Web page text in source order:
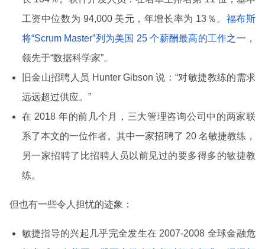
工资中位数为 94,000 美元，年增长率为 13％。 福布斯
将“Scrum Master”列为美国 25 个薪酬最高的工作之一 ，
领先于“数据科学家”。
旧金山招聘人员 Hunter Gibson 说：“对敏捷教练的需求
远远超过供应。”
在 2018 年的前几个月，三大管理咨询公司中的两家联
系了本文的一位作者。其中一家招聘了 20 名敏捷教练，
另一家招聘了比招聘人员以前见过的要多得多的敏捷教
练。
但也有一些令人担忧的迹象：
敏捷指导的兴起几乎完全发生在 2007-2008 全球金融危